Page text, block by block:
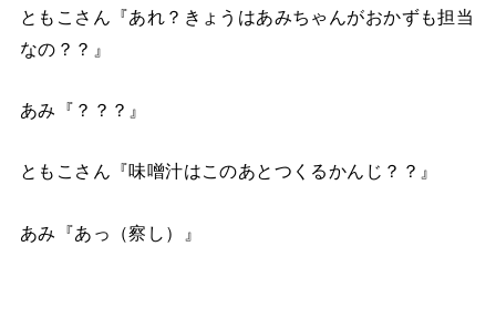
ともこさん『あれ？きょうはあみちゃんがおかずも担当
なの？？』
あみ『？？？』
ともこさん『味噌汁はこのあとつくるかんじ？？』
あみ『あっ（察し）』